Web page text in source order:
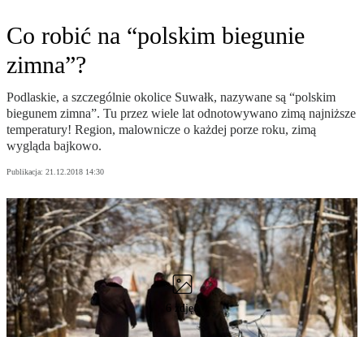
Co robić na “polskim biegunie
zimna”?
Podlaskie, a szczególnie okolice Suwałk, nazywane są “polskim
biegunem zimna”. Tu przez wiele lat odnotowywano zimą najniższe
temperatury! Region, malownicze o każdej porze roku, zimą
wygląda bajkowo.
Publikacja: 21.12.2018 14:30
6 zdjęć